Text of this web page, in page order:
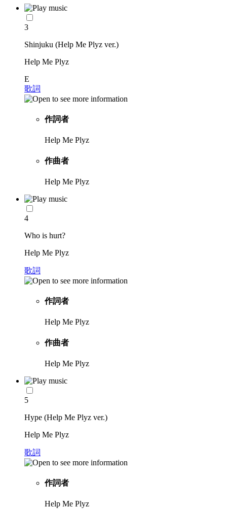
3
Shinjuku (Help Me Plyz ver.)
Help Me Plyz
E
歌詞
作詞者
Help Me Plyz
作曲者
Help Me Plyz
4
Who is hurt?
Help Me Plyz
歌詞
作詞者
Help Me Plyz
作曲者
Help Me Plyz
5
Hype (Help Me Plyz ver.)
Help Me Plyz
歌詞
作詞者
Help Me Plyz